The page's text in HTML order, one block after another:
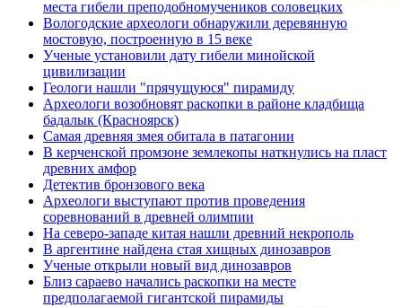
места гибели преподобномучеников соловецких
Вологодские археологи обнаружили деревянную
мостовую, построенную в 15 веке
Ученые установили дату гибели минойской
цивилизации
Геологи нашли "прячущуюся" пирамиду
Археологи возобновят раскопки в районе кладбища
бадалык (Красноярск)
Самая древняя змея обитала в патагонии
В керченской промзоне землекопы наткнулись на пласт
древних амфор
Детектив бронзового века
Археологи выступают против проведения
соревнований в древней олимпии
На северо-западе китая нашли древний некрополь
В аргентине найдена стая хищных динозавров
Ученые открыли новый вид динозавров
Близ сараево начались раскопки на месте
предполагаемой гигантской пирамиды